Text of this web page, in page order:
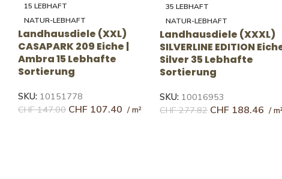
NATUR-LEBHAFT
Landhausdiele (XXXL)
SILVERLINE EDITION Eiche |
Avorio 35 Lebhafte
Sortierung
CHF179.00
46 RUSTIKAL
RUSTIKAL
Landhausdiele (XXXL)
UNICOPARK Eiche | Gold
46 Rustikale Sortierung
CHF219.44 CHF